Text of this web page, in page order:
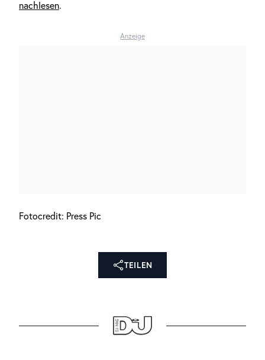
nachlesen.
Anzeige
Fotocredit: Press Pic
TEILEN